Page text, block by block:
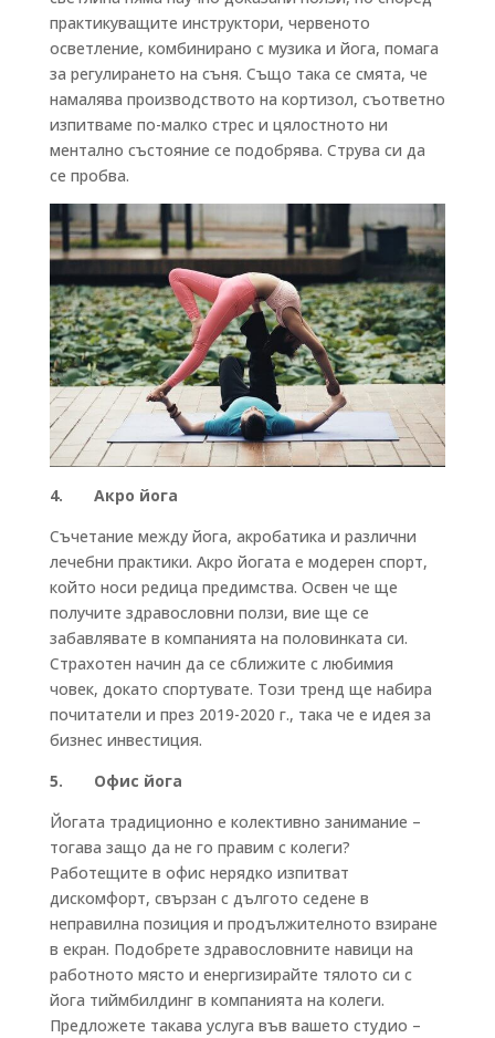
практикуващите инструктори, червеното
осветление, комбинирано с музика и йога, помага
за регулирането на съня. Също така се смята, че
намалява производството на кортизол, съответно
изпитваме по-малко стрес и цялостното ни
ментално състояние се подобрява. Струва си да
се пробва.
4. Акро йога
Съчетание между йога, акробатика и различни
лечебни практики. Акро йогата е модерен спорт,
който носи редица предимства. Освен че ще
получите здравословни ползи, вие ще се
забавлявате в компанията на половинката си.
Страхотен начин да се сближите с любимия
човек, докато спортувате. Този тренд ще набира
почитатели и през 2019-2020 г., така че е идея за
бизнес инвестиция.
5. Офис йога
Йогата традиционно е колективно занимание –
тогава защо да не го правим с колеги?
Работещите в офис нерядко изпитват
дискомфорт, свързан с дългото седене в
неправилна позиция и продължителното взиране
в екран. Подобрете здравословните навици на
работното място и енергизирайте тялото си с
йога тиймбилдинг в компанията на колеги.
Предложете такава услуга във вашето студио –